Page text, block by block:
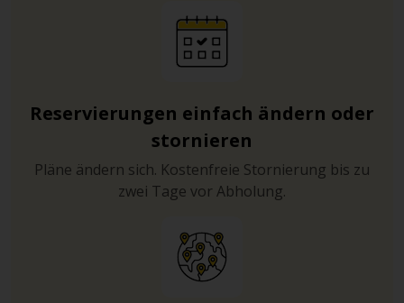
Reservierungen einfach ändern oder
stornieren
Pläne ändern sich. Kostenfreie Stornierung bis zu
zwei Tage vor Abholung.